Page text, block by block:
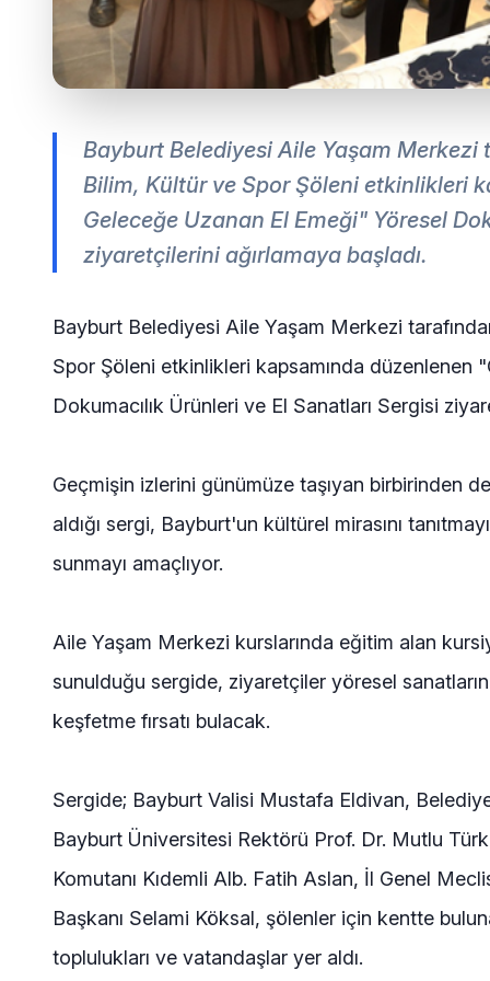
Bayburt Belediyesi Aile Yaşam Merkezi
Bilim, Kültür ve Spor Şöleni etkinlikleri
Geleceğe Uzanan El Emeği" Yöresel
ziyaretçilerini ağırlamaya başladı.
Bayburt Belediyesi Aile Yaşam Merkezi
Spor Şöleni etkinlikleri kapsamında düzenlenen
Dokumacılık Ürünleri ve El Sanatları Sergisi
Geçmişin izlerini günümüze taşıyan birbirinden
aldığı sergi, Bayburt'un kültürel mirasını
sunmayı amaçlıyor.
Aile Yaşam Merkezi kurslarında eğitim alan
sunulduğu sergide, ziyaretçiler yöresel
keşfetme fırsatı bulacak.
Sergide; Bayburt Valisi Mustafa Eldivan,
Bayburt Üniversitesi Rektörü Prof. Dr. Mutlu
Komutanı Kıdemli Alb. Fatih Aslan, İl Genel
Başkanı Selami Köksal, şölenler için kentte
toplulukları ve vatandaşlar yer aldı.